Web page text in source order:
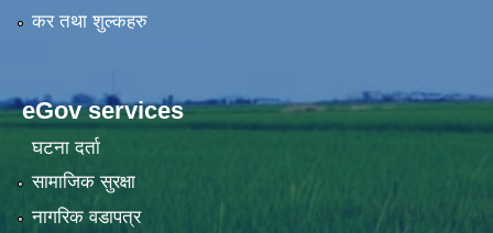
कर तथा शुल्कहरु
eGov services
घटना दर्ता
सामाजिक सुरक्षा
नागरिक वडापत्र